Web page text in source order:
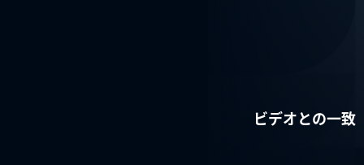
ビデオとの一致